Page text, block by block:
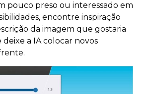
pouco preso ou interessado em
encontre inspiração
da imagem que gostaria
deixe a IA colocar novos